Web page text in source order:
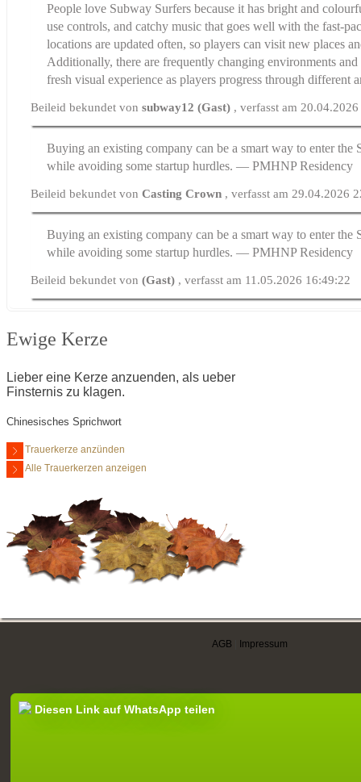
People love Subway Surfers because it has bright and
use controls, and catchy music that goes well with the fast-
locations are updated often, so players can visit new places
Additionally, there are frequently changing environments
fresh visual experience as players progress through different
Beileid bekundet vonsubway12 (Gast) , verfasst am
Buying an existing company can be a smart way to enter the
while avoiding some startup hurdles. —PMHNP Residency
Beileid bekundet vonCasting Crown , verfasst am 29.04.2026
Buying an existing company can be a smart way to enter the
while avoiding some startup hurdles. —PMHNP Residency
Beileid bekundet von(Gast) , verfasst am 11.05.2026 16:49:22
Ewige Kerze
Lieber eine Kerze anzuenden, als ueber
Finsternis zu klagen.
Chinesisches Sprichwort
Trauerkerze anzünden
Alle Trauerkerzen anzeigen
AGB Impressum
Diesen Link auf WhatsApp teilen